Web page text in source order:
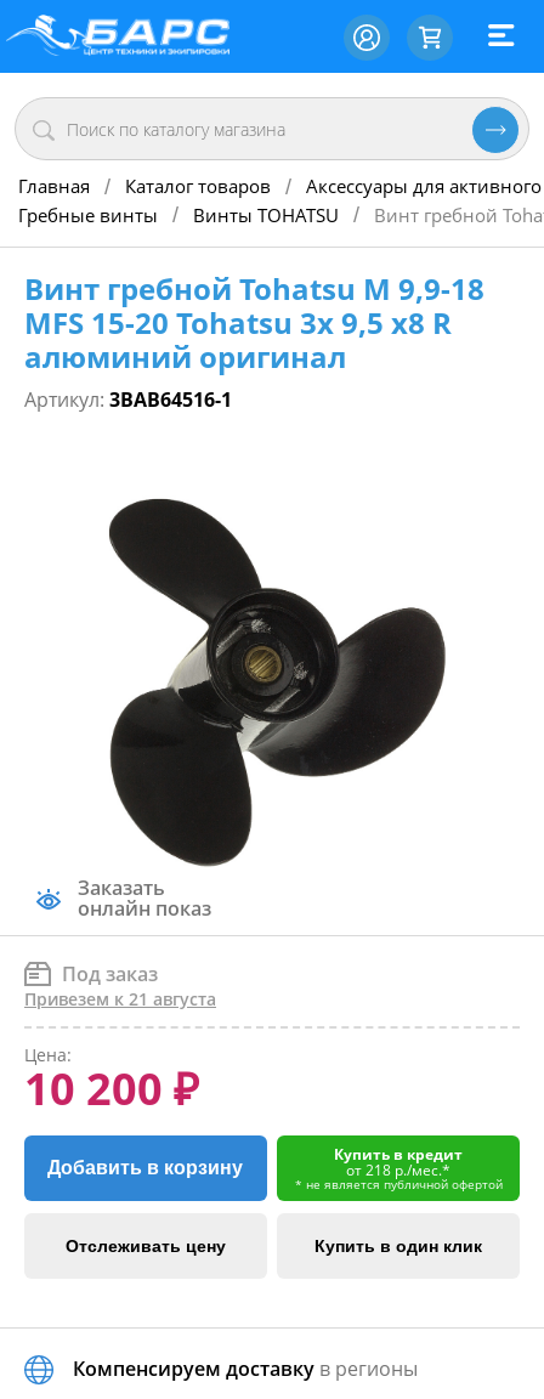
Главная / Каталог товаров / Аксессуары для
Гребные винты
/ Винты TOHATSU / Винт гребной
Винт гребной Tohatsu M 9,9-18
MFS 15-20 Tohatsu 3х 9,5 х8 R
алюминий оригинал
Артикул: 3BAB64516-1
Заказать
онлайн показ
Под заказ
Привезем к 21 августа
Цена:
10 200 ₽
Добавить в корзину
Купить в кредит
от 218 р./мес.*
* не является публичной офертой
Отслеживать цену Купить в один клик
Компенсируем доставку в регионы